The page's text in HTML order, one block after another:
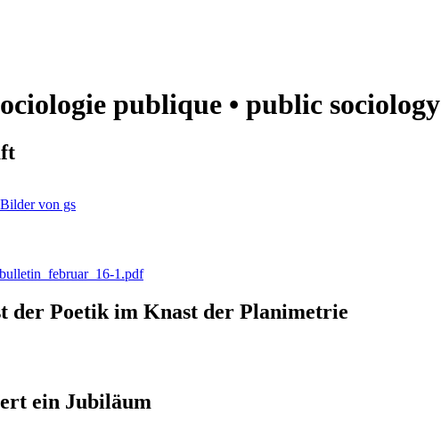
publique • public sociology
von gs
1.pdf
der Poetik im Knast der Planimetrie
ein Jubiläum